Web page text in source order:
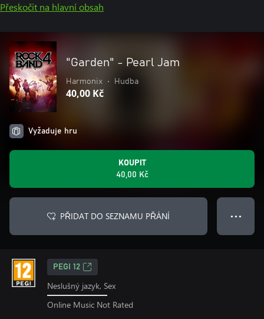
Přeskočit na hlavní obsah
"Garden" - Pearl Jam
Harmonix • Hudba
40,00 Kč
Vyžaduje hru
KOUPIT
40,00 Kč
PŘIDAT DO SEZNAMU PŘÁNÍ ● ● ●
PEGI 12
Neslušný jazyk, Sex
Online Music Not Rated